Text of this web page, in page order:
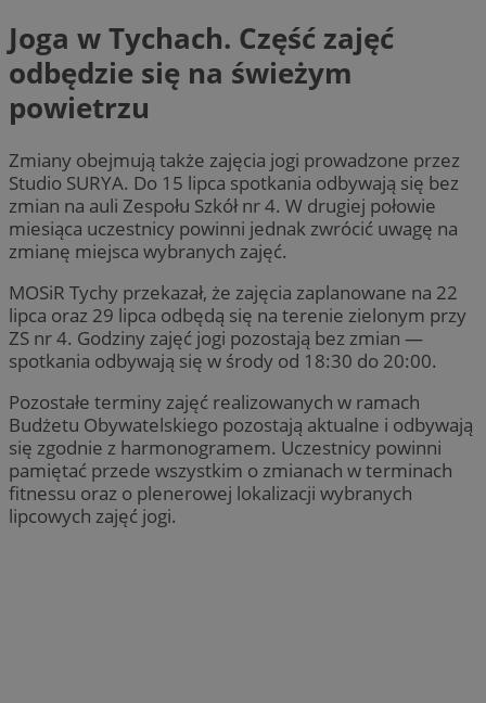
Joga w Tychach. Część zajęć
odbędzie się na świeżym
powietrzu
Zmiany obejmują także zajęcia jogi prowadzone przez
Studio SURYA. Do 15 lipca spotkania odbywają się bez
zmian na auli Zespołu Szkół nr 4. W drugiej połowie
miesiąca uczestnicy powinni jednak zwrócić uwagę na
zmianę miejsca wybranych zajęć.
MOSiR Tychy przekazał, że zajęcia zaplanowane na 22
lipca oraz 29 lipca odbędą się na terenie zielonym przy
ZS nr 4. Godziny zajęć jogi pozostają bez zmian —
spotkania odbywają się w środy od 18:30 do 20:00.
Pozostałe terminy zajęć realizowanych w ramach
Budżetu Obywatelskiego pozostają aktualne i odbywają
się zgodnie z harmonogramem. Uczestnicy powinni
pamiętać przede wszystkim o zmianach w terminach
fitnessu oraz o plenerowej lokalizacji wybranych
lipcowych zajęć jogi.